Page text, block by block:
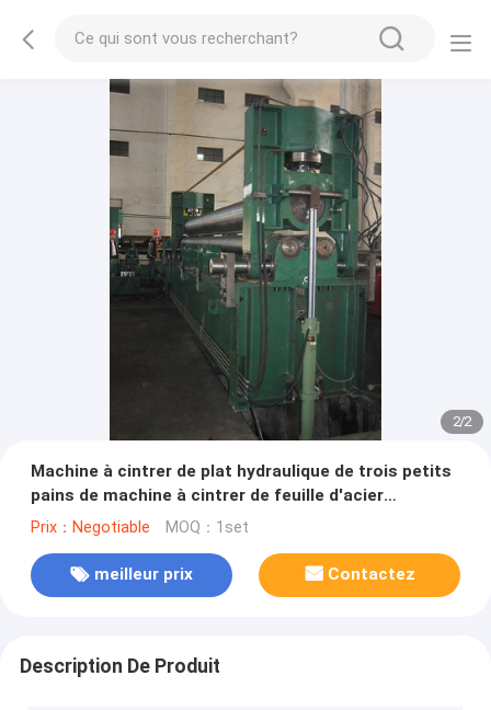
2/2
Machine à cintrer de plat hydraulique de trois petits
pains de machine à cintrer de feuille d'acier
inoxydable de solides solubles
Prix：Negotiable MOQ：1set
meilleur prix Contactez
Description De Produit